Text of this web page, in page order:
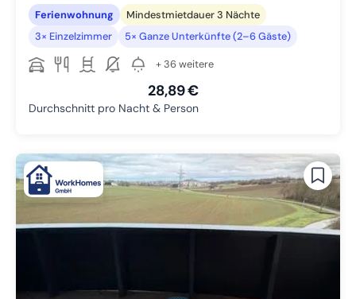
Ferienwohnung
Mindestmietdauer 3 Nächte
3× Einzelzimmer
5× Ganze Unterkünfte (2–6 Gäste)
+ 36 weitere
28,89 €
Durchschnitt pro Nacht & Person